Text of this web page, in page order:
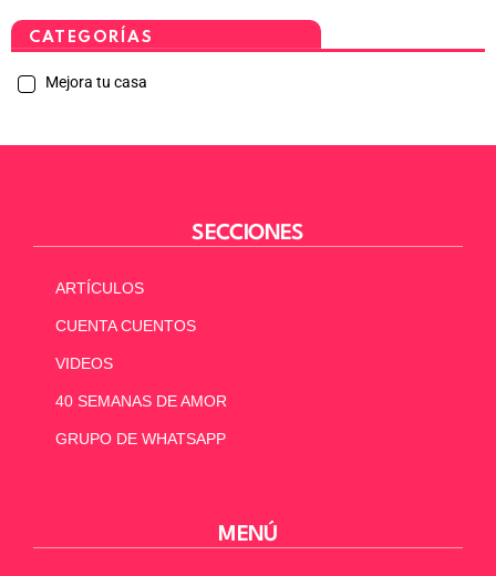
CATEGORÍAS
Mejora tu casa
SECCIONES
ARTÍCULOS
CUENTA CUENTOS
VIDEOS
40 SEMANAS DE AMOR
GRUPO DE WHATSAPP
MENÚ